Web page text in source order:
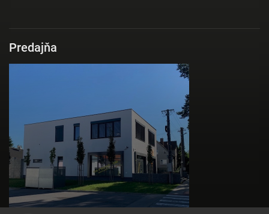
Predajňa